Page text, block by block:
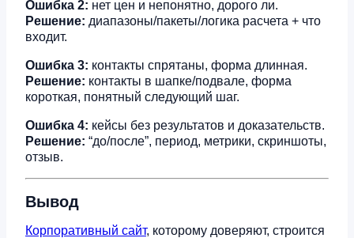
Ошибка 2: нет цен и непонятно, дорого ли.
Решение: диапазоны/пакеты/логика расчета + что
входит.
Ошибка 3: контакты спрятаны, форма длинная.
Решение: контакты в шапке/подвале, форма
короткая, понятный следующий шаг.
Ошибка 4: кейсы без результатов и доказательств.
Решение: “до/после”, период, метрики, скриншоты,
отзыв.
Вывод
Корпоративный сайт, которому доверяют, строится